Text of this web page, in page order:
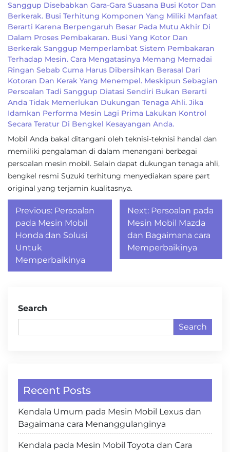
Sanggup Disebabkan Gara-Gara Suasana Busi Kotor Dan
Berkerak. Busi Terhitung Komponen Yang Miliki Manfaat
Berarti Karena Berpengaruh Besar Pada Mutu Akhir Di
Dalam Proses Pembakaran. Busi Yang Kotor Dan
Berkerak Sanggup Memperlambat Sistem Pembakaran
Terhadap Mesin. Cara Mengatasinya Memang Memadai
Ringan Sebab Cuma Harus Dibersihkan Berasal Dari
Kotoran Dan Kerak Yang Menempel. Meskipun Sebagian
Persoalan Tadi Sanggup Diatasi Sendiri Bukan Berarti
Anda Tidak Memerlukan Dukungan Tenaga Ahli. Jika
Idamkan Performa Mesin Lagi Prima Lakukan Kontrol
Secara Teratur Di Bengkel Kesayangan Anda.
Mobil Anda bakal ditangani oleh teknisi-teknisi handal dan
memiliki pengalaman di dalam menangani berbagai
persoalan mesin mobil. Selain dapat dukungan tenaga ahli,
bengkel resmi Suzuki terhitung menyediakan spare part
original yang terjamin kualitasnya.
Post
navigation
Previous: Persoalan
pada Mesin Mobil
Honda dan Solusi
Untuk
Memperbaikinya
Next: Persoalan pada
Mesin Mobil Mazda
dan Bagaimana cara
Memperbaikinya
Search
Search
Recent Posts
Kendala Umum pada Mesin Mobil Lexus dan
Bagaimana cara Menanggulanginya
Kendala pada Mesin Mobil Toyota dan Cara